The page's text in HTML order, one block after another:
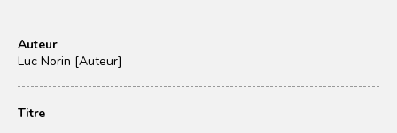
Auteur
Luc Norin [Auteur]
Titre